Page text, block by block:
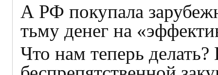
А РФ покупала
тьму денег на
Что нам теперь